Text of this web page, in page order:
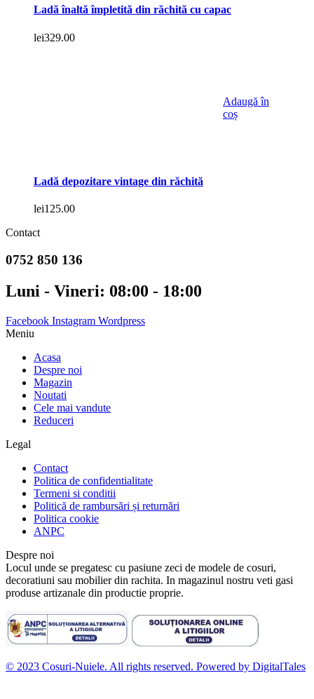
Ladă înaltă împletită din răchită cu capac
lei329.00
Adaugă în
coș
Ladă depozitare vintage din răchită
lei125.00
Contact
0752 850 136
Luni - Vineri: 08:00 - 18:00
Facebook Instagram Wordpress
Meniu
Acasa
Despre noi
Magazin
Noutati
Cele mai vandute
Reduceri
Legal
Contact
Politica de confidentialitate
Termeni si conditii
Politică de rambursări și returnări
Politica cookie
ANPC
Despre noi
Locul unde se pregatesc cu pasiune zeci de modele de cosuri,
decoratiuni sau mobilier din rachita. In magazinul nostru veti gasi
produse artizanale din productie proprie.
© 2023 Cosuri-Nuiele. All rights reserved. Powered by DigitalTales